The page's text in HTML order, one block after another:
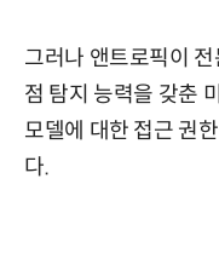
그러나 앤트로픽이
점 탐지 능력을 갖춘
모델에 대한 접근 권
다.